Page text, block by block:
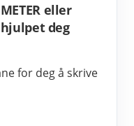
eller
deg
for deg å skrive